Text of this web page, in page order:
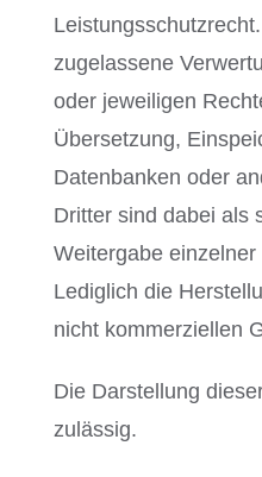
zugelassene
oder jeweiligen
Übersetzung,
Datenbanken oder
Dritter sind dabei als
Weitergabe
Lediglich die
nicht kommerziellen
Die Darstellung
zulässig.